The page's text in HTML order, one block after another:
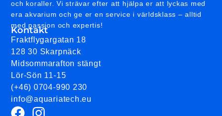
och koraller. Vi strävar efter att hjälpa er att lyckas med
era akvarium och ge er en service i världsklass – alltid
med passion och expertis!
Kontakt
Fraktflygargatan 18
128 30 Skarpnäck
Midsommarafton stängt
Lör-Sön 11-15
(+46) 0704-990 230
info@aquariatech.eu